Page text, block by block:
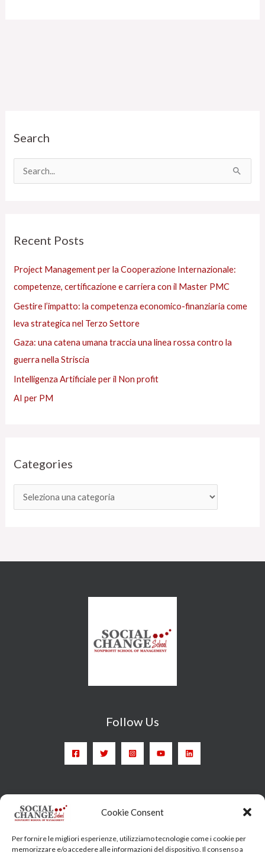
Cookie Consent
Per fornire le migliori esperienze, utilizziamo tecnologie come i cookie per
memorizzare e/o accedere alle informazioni del dispositivo. Il consenso a
Search
a
Recent Posts
Project Management per la Cooperazione Internazionale:
competenze, certificazione e carriera con il Master PMC
Gestire l’impatto: la competenza economico-finanziaria come
leva strategica nel Terzo Settore
Gaza: una catena umana traccia una linea rossa contro la
guerra nella Striscia
Intelligenza Artificiale per il Non profit
AI per PM
Categories
a
i
s
Follow Us
Head Quarter: Spain – Calle Arrieta, 9 - 28013 Madrid
7 - 00185 Roma